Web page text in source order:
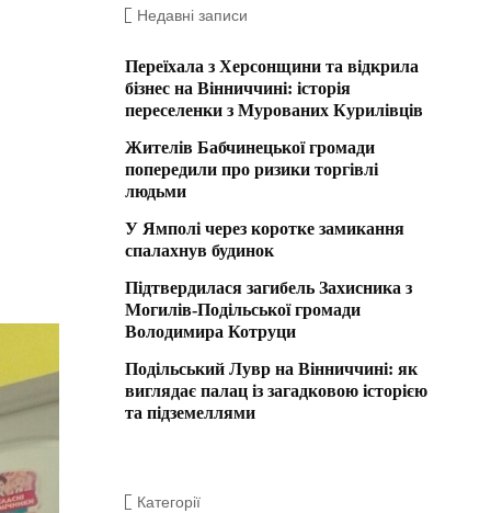
Недавні записи
Переїхала з Херсонщини та відкрила
бізнес на Вінниччині: історія
переселенки з Мурованих Курилівців
Жителів Бабчинецької громади
попередили про ризики торгівлі
людьми
У Ямполі через коротке замикання
спалахнув будинок
Підтвердилася загибель Захисника з
Могилів-Подільської громади
Володимира Котруци
Подільський Лувр на Вінниччині: як
виглядає палац із загадковою історією
та підземеллями
Категорії